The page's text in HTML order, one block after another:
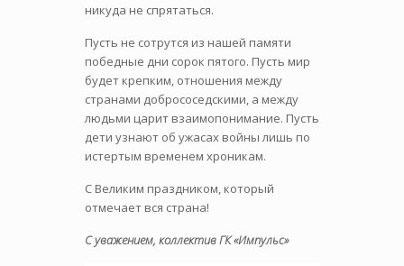
никуда не спрятаться.
Пусть не сотрутся из нашей памяти
победные дни сорок пятого. Пусть мир
будет крепким, отношения между
странами добрососедскими, а между
людьми царит взаимопонимание. Пусть
дети узнают об ужасах войны лишь по
истертым временем хроникам.
С Великим праздником, который
отмечает вся страна!
С уважением, коллектив ГК «Импульс»